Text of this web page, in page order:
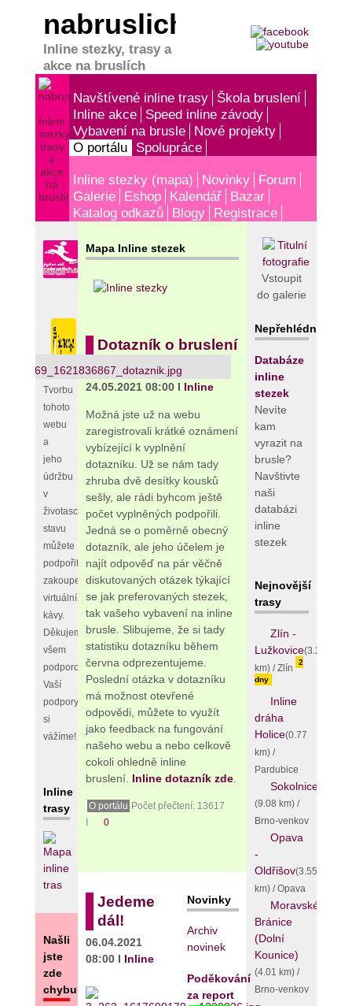
nabruslich.cz
Inline stezky, trasy a
akce na bruslích
Navštívené inline trasy
Škola bruslení
Inline akce
Speed inline závody
Vybavení na brusle
Nové projekty
O portálu
Spolupráce
Inline stezky (mapa) Novinky
Forum
Galerie
Eshop Kalendář
Bazar
Katalog odkazů
Blogy Registrace
Tvorbu
tohoto
webu
a
jeho
údržbu
v
životaschopném
stavu
můžete
podpořit
zakoupením
virtuální
kávy.
Děkujeme
všem
podporovatelům,
Vaší
podpory
si
vážíme!
Inline
trasy
Našli
jste
zde
chybu?
Mapa Inline stezek
Dotazník o bruslení
24.05.2021 08:00 I Inline
Možná jste už na webu
zaregistrovali krátké oznámení
vybízející k vyplnění
dotazníku. Už se nám tady
zhruba dvě desítky kousků
sešly, ale rádi byhcom ještě
počet vyplněných podpořili.
Jedná se o poměrně obecný
dotazník, ale jeho účelem je
najít odpověď na pár věčně
diskutovaných otázek týkající
se jak preferovaných stezek,
tak vašeho vybavení na inline
brusle. Slibujeme, že si tady
statistiku dotazníku během
června odprezentujeme.
Poslední otázka v dotazníku
má možnost otevřené
odpovědi, můžete to využít
jako feedback na fungování
našeho webu a nebo celkově
cokoli ohledně inline
bruslení. Inlinedotazník zde.
O portálu Počet přečtení: 13617
0
Jedeme
dál!
06.04.2021
08:00 I Inline
Novinky
Archiv
novinek
Poděkování
za report
Vstoupit
do galerie
Nepřehlédněte!
Databáze
inline
stezek
Nevíte
kam
vyrazit na
brusle?
Navštivte
naši
databázi
inline
stezek
Nejnovější
trasy
Zlín -
Lužkovice(3.25
km) / Zlín
2
dny
Inline
dráha
Holice(0.77
km) /
Pardubice
Sokolnice
(9.08 km) /
Brno-venkov
Opava
-
Oldřišov(3.55
km) / Opava
Moravské
Bránice
(Dolní
Kounice)
(4.01 km) /
Brno-venkov